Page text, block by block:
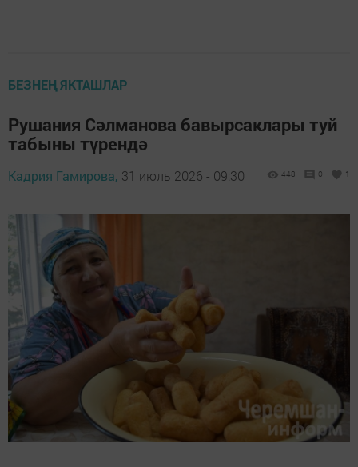
БЕЗНЕҢ ЯКТАШЛАР
Рушания Сәлманова бавырсаклары туй
табыны түрендә
Кадрия Гамирова, 31 июль 2026 - 09:30 448 0 1